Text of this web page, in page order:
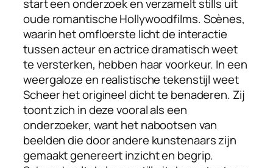
start een onderzoek en verzamelt stills uit
oude romantische Hollywoodfilms. Scènes,
waarin het omfloerste licht de interactie
tussen acteur en actrice dramatisch weet
te versterken, hebben haar voorkeur. In een
weergaloze en realistische tekenstijl weet
Scheer het origineel dicht te benaderen. Zij
toont zich in deze vooral als een
onderzoeker, want het nabootsen van
beelden die door andere kunstenaars zijn
gemaakt genereert inzicht en begrip.